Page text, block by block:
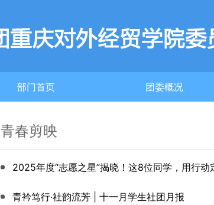
部门首页 团委概况
青春剪映
2025年度“志愿之星”揭晓！这8位同学，用行动
青衿笃行·社韵流芳 | 十一月学生社团月报